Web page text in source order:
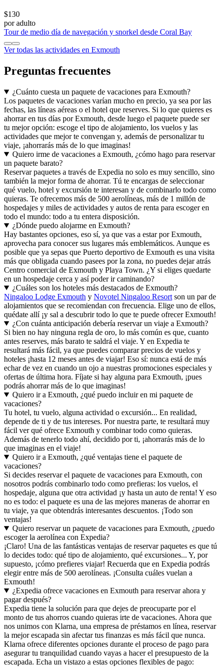
$130
por adulto
Tour de medio día de navegación y snorkel desde Coral Bay
Ver todas las actividades en Exmouth
Preguntas frecuentes
¿Cuánto cuesta un paquete de vacaciones para Exmouth?
Los paquetes de vacaciones varían mucho en precio, ya sea por las
fechas, las líneas aéreas o el hotel que reserves. Si lo que quieres es
ahorrar en tus días por Exmouth, desde luego el paquete puede ser
tu mejor opción: escoge el tipo de alojamiento, los vuelos y las
actividades que mejor te convengan y, además de personalizar tu
viaje, ¡ahorrarás más de lo que imaginas!
Quiero irme de vacaciones a Exmouth, ¿cómo hago para reservar
un paquete barato?
Reservar paquetes a través de Expedia no solo es muy sencillo, sino
también la mejor forma de ahorrar. Tú te encargas de seleccionar
qué vuelo, hotel y excursión te interesan y de combinarlo todo como
quieras. Te ofrecemos más de 500 aerolíneas, más de 1 millón de
hospedajes y miles de actividades y autos de renta para escoger en
todo el mundo: todo a tu entera disposición.
¿Dónde puedo alojarme en Exmouth?
Hay bastantes opciones, eso sí, ya que vas a estar por Exmouth,
aprovecha para conocer sus lugares más emblemáticos. Aunque es
posible que ya sepas que Puerto deportivo de Exmouth es una visita
más que obligada cuando pasees por la zona, no puedes dejar atrás
Centro comercial de Exmouth y Playa Town. ¿Y si eliges quedarte
en un hospedaje cerca y así poder ir caminando?
¿Cuáles son los hoteles más destacados de Exmouth?
Ningaloo Lodge Exmouth y Novotel Ningaloo Resort son un par de
alojamientos que se recomiendan con frecuencia. Elige uno de ellos,
quédate allí ¡y sal a descubrir todo lo que te puede ofrecer Exmouth!
¿Con cuánta anticipación debería reservar un viaje a Exmouth?
Si bien no hay ninguna regla de oro, lo más común es que, cuanto
antes reserves, más barato te saldrá el viaje. Y en Expedia te
resultará más fácil, ya que puedes comparar precios de vuelos y
hoteles ¡hasta 12 meses antes de viajar! Eso sí: nunca está de más
echar de vez en cuando un ojo a nuestras promociones especiales y
ofertas de última hora. Fíjate si hay alguna para Exmouth, ¡pues
podrás ahorrar más de lo que imaginas!
Quiero ir a Exmouth, ¿qué puedo incluir en mi paquete de
vacaciones?
Tu hotel, tu vuelo, alguna actividad o excursión... En realidad,
depende de ti y de tus intereses. Por nuestra parte, te resultará muy
fácil ver qué ofrece Exmouth y combinar todo como quieras.
Además de tenerlo todo ahí, decidido por ti, ¡ahorrarás más de lo
que imaginas en el viaje!
Quiero ir a Exmouth, ¿qué ventajas tiene el paquete de
vacaciones?
Si decides reservar el paquete de vacaciones para Exmouth, con
nosotros podrás combinarlo todo como prefieras: los vuelos, el
hospedaje, alguna que otra actividad ¡y hasta un auto de renta! Y eso
no es todo: el paquete es una de las mejores maneras de ahorrar en
tu viaje, ya que obtendrás interesantes descuentos. ¡Todo son
ventajas!
Quiero reservar un paquete de vacaciones para Exmouth, ¿puedo
escoger la aerolínea con Expedia?
¡Claro! Una de las fantásticas ventajas de reservar paquetes es que tú
lo decides todo: qué tipo de alojamiento, qué excursiones... Y, por
supuesto, ¡cómo prefieres viajar! Recuerda que en Expedia podrás
elegir entre más de 500 aerolíneas. ¡Consulta cuáles vuelan a
Exmouth!
¿Expedia ofrece vacaciones en Exmouth para reservar ahora y
pagar después?
Expedia tiene la solución para que dejes de preocuparte por el
monto de tus ahorros cuando quieras irte de vacaciones. Ahora que
nos unimos con Klarna, una empresa de préstamos en línea, reservar
la mejor escapada sin afectar tus finanzas es más fácil que nunca.
Klarna ofrece diferentes opciones durante el proceso de pago para
asegurar tu tranquilidad cuando vayas a hacer el presupuesto de la
escapada. Echa un vistazo a estas opciones flexibles de pago: